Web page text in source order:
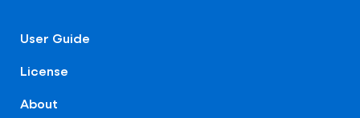
User Guide
License
About